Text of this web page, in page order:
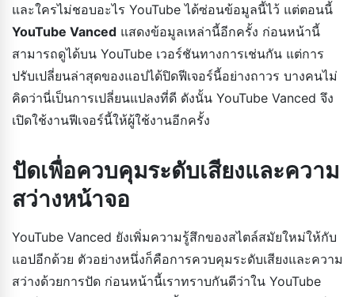
และใครไม่ชอบอะไร YouTube ได้ซ่อนข้อมูลนี้ไว้ แต่ตอนนี้
YouTube Vanced แสดงข้อมูลเหล่านี้อีกครั้ง ก่อนหน้านี้
สามารถดูได้บน YouTube เวอร์ชันทางการเช่นกัน แต่การ
ปรับเปลี่ยนล่าสุดของแอปได้ปิดฟีเจอร์นี้อย่างถาวร บางคนไม่
คิดว่านี่เป็นการเปลี่ยนแปลงที่ดี ดังนั้น YouTube Vanced จึง
เปิดใช้งานฟีเจอร์นี้ให้ผู้ใช้งานอีกครั้ง
ปัดเพื่อควบคุมระดับเสียงและความ
สว่างหน้าจอ
YouTube Vanced ยังเพิ่มความรู้สึกของสไตล์สมัยใหม่ให้กับ
แอปอีกด้วย ตัวอย่างหนึ่งก็คือการควบคุมระดับเสียงและความ
สว่างด้วยการปัด ก่อนหน้านี้เราทราบกันดีว่าใน YouTube